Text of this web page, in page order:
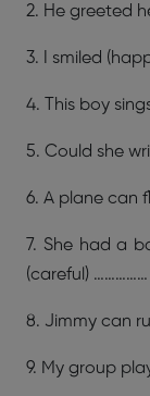
2. He greeted
3. I smiled
4. This boy
5. Could she
6. A plane can
7. She had a
(careful)
8. Jimmy can
9. My group